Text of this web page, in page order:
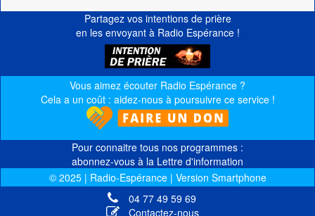
Partagez vos intentions de prière
en les envoyant à Radio Espérance !
Vous aimez écouter Radio Espérance ?
Cela a un coût : aidez-nous à poursuivre ce service !
Pour connaitre tous nos programmes :
abonnez-vous à la Lettre d'information
© 2025 | Radio-Espérance | Version Smartphone
04 77 49 59 69
Contactez-nous